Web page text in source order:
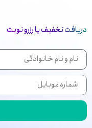
دریافت تخفیف یا رزرو نوبت